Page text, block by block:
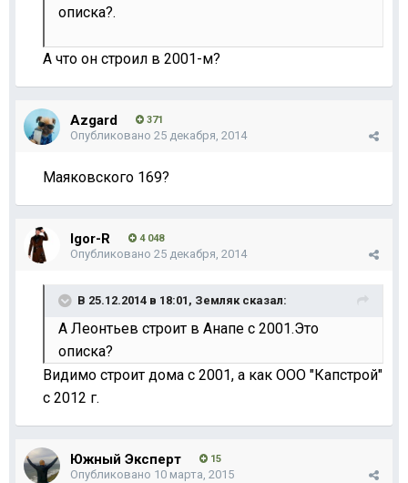
описка?.
А что он строил в 2001-м?
Azgard 371
Опубликовано 25 декабря, 2014
Маяковского 169?
Igor-R 4 048
Опубликовано 25 декабря, 2014
В 25.12.2014 в 18:01, Земляк сказал:
А Леонтьев строит в Анапе с 2001.Это
описка?
Видимо строит дома с 2001, а как ООО "Капстрой"
с 2012 г.
Южный Эксперт 15
Опубликовано 10 марта, 2015